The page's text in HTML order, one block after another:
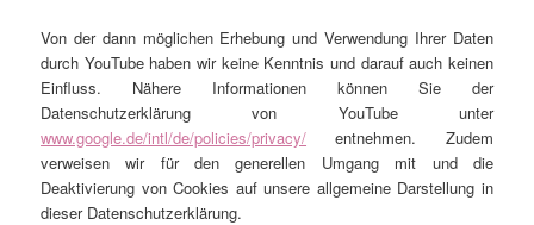
Von der dann möglichen Erhebung und Verwendung Ihrer Daten
durch YouTube haben wir keine Kenntnis und darauf auch keinen
Einfluss. Nähere Informationen können Sie der
Datenschutzerklärung von YouTube unter
www.google.de/intl/de/policies/privacy/ entnehmen. Zudem
verweisen wir für den generellen Umgang mit und die
Deaktivierung von Cookies auf unsere allgemeine Darstellung in
dieser Datenschutzerklärung.